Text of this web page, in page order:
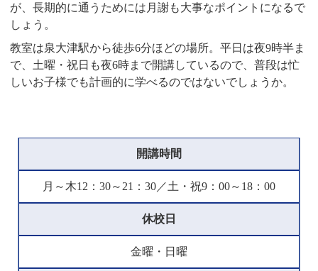
が、長期的に通うためには月謝も大事なポイントになるで
しょう。
教室は泉大津駅から徒歩6分ほどの場所。平日は夜9時半ま
で、土曜・祝日も夜6時まで開講しているので、普段は忙
しいお子様でも計画的に学べるのではないでしょうか。
開講時間
月～木12：30～21：30／土・祝9：00～18：00
休校日
金曜・日曜